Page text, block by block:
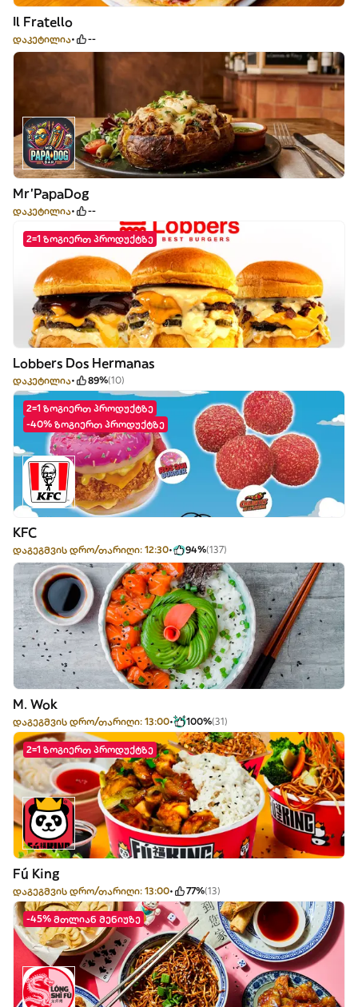
Il Fratello
დაკეტილია --
Mr’PapaDog
დაკეტილია --
2=1 ზოგიერთ პროდუქტზე
Lobbers Dos Hermanas
დაკეტილია 89%(10)
2=1 ზოგიერთ პროდუქტზე
-40% ზოგიერთ პროდუქტზე
KFC
დაგეგმვის დრო/თარიღი: 12:30 94%(137)
M. Wok
დაგეგმვის დრო/თარიღი: 13:00 100%(31)
2=1 ზოგიერთ პროდუქტზე
Fú King
დაგეგმვის დრო/თარიღი: 13:00 77%(13)
-45% მთლიან მენიუზე